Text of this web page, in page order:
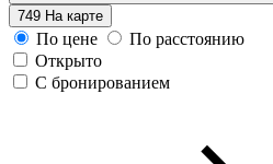
749 На карте
По цене
По расстоянию
Открыто
С бронированием